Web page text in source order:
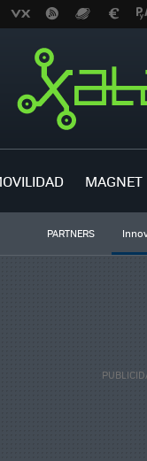
MAGNET
PARTNERS